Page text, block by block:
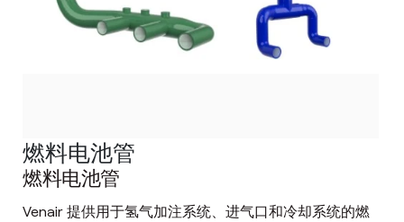
燃料电池管
燃料电池管
Venair 提供用于氢气加注系统、进气口和冷却系统的燃